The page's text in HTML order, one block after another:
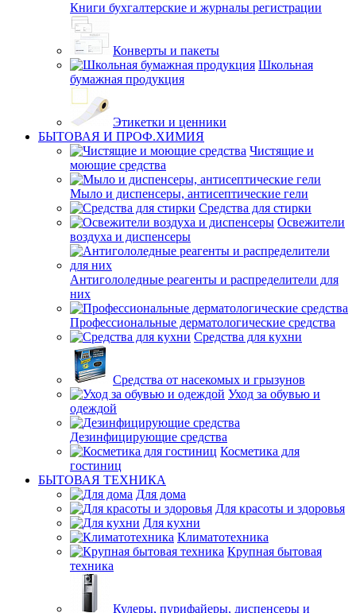
Книги бухгалтерские и журналы регистрации
Конверты и пакеты
Школьная
бумажная продукция
Этикетки и ценники
БЫТОВАЯ И ПРОФ.ХИМИЯ
Чистящие и
моющие средства
Мыло и диспенсеры, антисептические гели
Средства для стирки
Освежители
воздуха и диспенсеры
Антигололедные реагенты и распределители для
них
Профессиональные дерматологические средства
Средства для кухни
Средства от насекомых и грызунов
Уход за обувью и
одеждой
Дезинфицирующие средства
Косметика для
гостиниц
БЫТОВАЯ ТЕХНИКА
Для дома
Для красоты и здоровья
Для кухни
Климатотехника
Крупная бытовая
техника
Кулеры, пурифайеры, диспенсеры и